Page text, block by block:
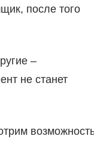
после того
–
не станет